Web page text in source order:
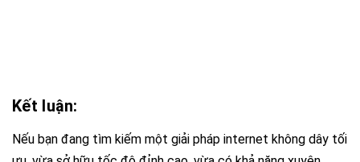
Kết luận:
Nếu bạn đang tìm kiếm một giải pháp internet không dây tối